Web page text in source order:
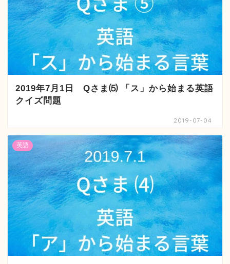
2019年7月1日 Qさま⑸ 「ス」から始まる英語
クイズ問題
2019-07-04
英語